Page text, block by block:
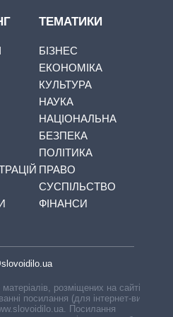
ТЕМАТИКИ
БІЗНЕС
ЕКОНОМІКА
КУЛЬТУРА
НАУКА
НАЦІОНАЛЬНА
БЕЗПЕКА
ПОЛІТИКА
ПРАВО
СУСПІЛЬСТВО
ФІНАНСИ
розміщених на сайті,
посилання (для інтернет-видань
Посилання